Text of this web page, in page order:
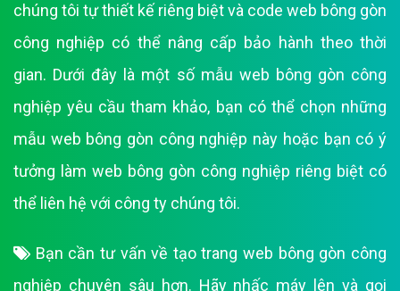
chúng tôi tự thiết kế riêng biệt và code web bông gòn
công nghiệp có thể nâng cấp bảo hành theo thời
gian. Dưới đây là một số mẫu web bông gòn công
nghiệp yêu cầu tham khảo, bạn có thể chọn những
mẫu web bông gòn công nghiệp này hoặc bạn có ý
tưởng làm web bông gòn công nghiệp riêng biệt có
thể liên hệ với công ty chúng tôi.
Bạn cần tư vấn về tạo trang web bông gòn công
nghiệp chuyên sâu hơn. Hãy nhấc máy lên và gọi